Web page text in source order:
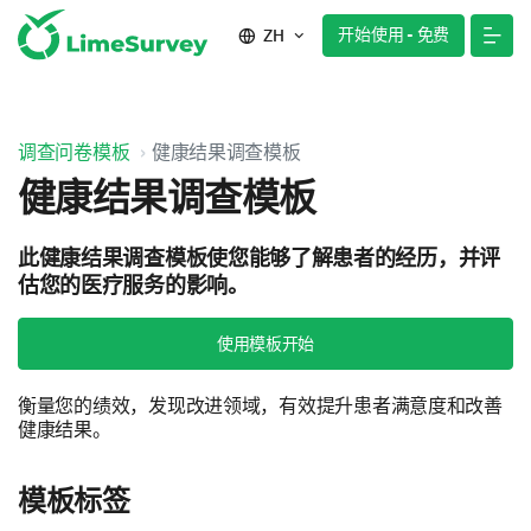
ZH 开始使用 - 免费
调查问卷模板 健康结果调查模板
健康结果调查模板
此健康结果调查模板使您能够了解患者的经历，并评
估您的医疗服务的影响。
使用模板开始
衡量您的绩效，发现改进领域，有效提升患者满意度和改善
健康结果。
模板标签